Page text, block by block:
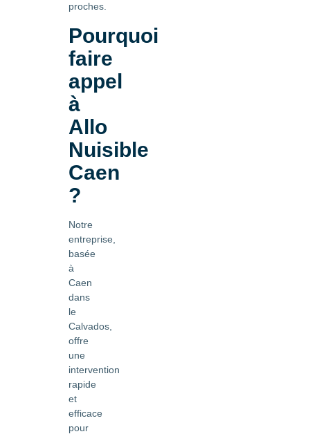
proches.
Pourquoi
faire
appel
à
Allo
Nuisible
Caen
?
Notre
entreprise,
basée
à
Caen
dans
le
Calvados,
offre
une
intervention
rapide
et
efficace
pour